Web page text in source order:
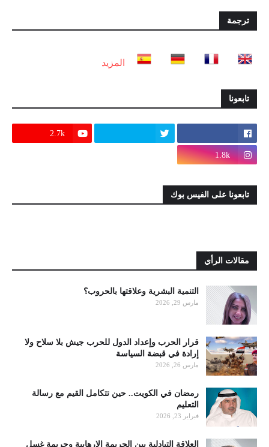
ترجمة
المزيد
تابعونا
2.7k
1.8k
تابعونا على الفيس بوك
مقالات الرأي
التنمية البشرية وعلاقتها بالحروب؟
مارس 29, 2026
قرار الحرب وإعداد الدول للحرب جيش بلا سلاح ولا
إرادة في قبضة السياسة
مارس 26, 2026
رمضان في الكويت.. حين تتكامل القيم مع رسالة
التعليم
فبراير 23, 2026
العلاقة التبادلية بين الجريمة الإرهابية وجريمة غسل